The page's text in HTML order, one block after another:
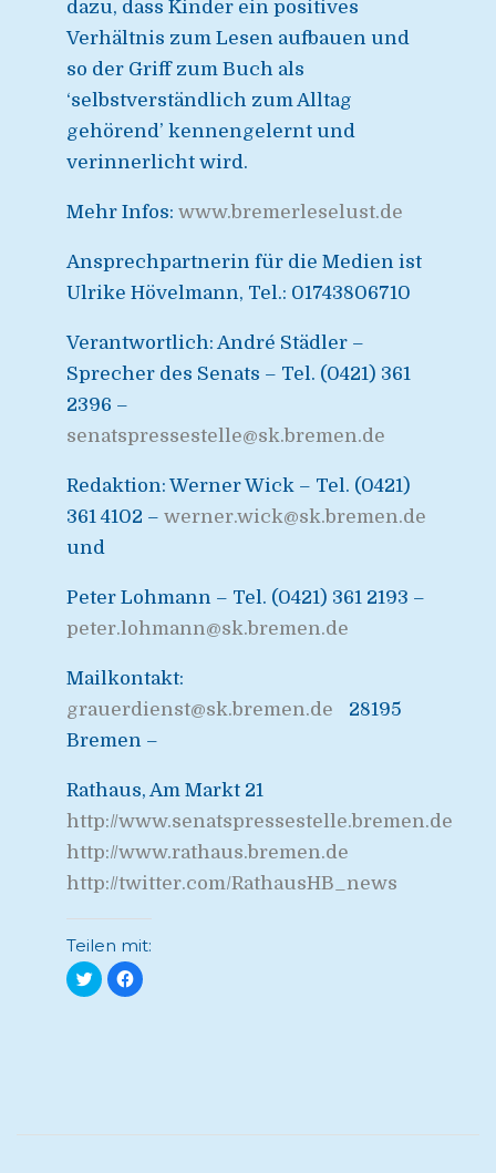
dazu, dass Kinder ein positives
Verhältnis zum Lesen aufbauen und
so der Griff zum Buch als
‘selbstverständlich zum Alltag
gehörend’ kennengelernt und
verinnerlicht wird.
Mehr Infos: www.bremerleselust.de
Ansprechpartnerin für die Medien ist
Ulrike Hövelmann, Tel.: 01743806710
Verantwortlich: André Städler –
Sprecher des Senats – Tel. (0421) 361
2396 –
senatspressestelle@sk.bremen.de
Redaktion: Werner Wick – Tel. (0421)
361 4102 – werner.wick@sk.bremen.de
und
Peter Lohmann – Tel. (0421) 361 2193 –
peter.lohmann@sk.bremen.de
Mailkontakt:
grauerdienst@sk.bremen.de 28195
Bremen –
Rathaus, Am Markt 21
http://www.senatspressestelle.bremen.de
http://www.rathaus.bremen.de
http://twitter.com/RathausHB_news
Teilen mit:
Klick,
um
über
Klick,
um